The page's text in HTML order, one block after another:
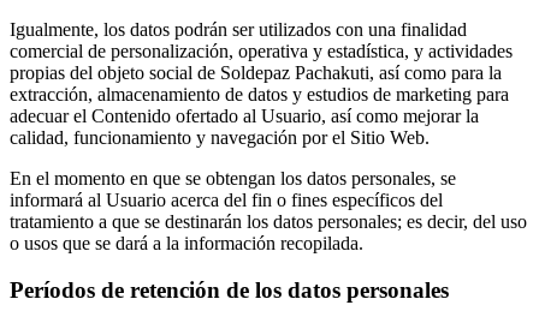
Igualmente, los datos podrán ser utilizados con una finalidad
comercial de personalización, operativa y estadística, y actividades
propias del objeto social de Soldepaz Pachakuti, así como para la
extracción, almacenamiento de datos y estudios de marketing para
adecuar el Contenido ofertado al Usuario, así como mejorar la
calidad, funcionamiento y navegación por el Sitio Web.
En el momento en que se obtengan los datos personales, se
informará al Usuario acerca del fin o fines específicos del
tratamiento a que se destinarán los datos personales; es decir, del uso
o usos que se dará a la información recopilada.
Períodos de retención de los datos personales